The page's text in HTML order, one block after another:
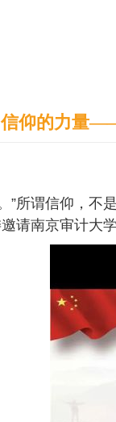
信仰的力量
”所谓信仰，
请南京审计大